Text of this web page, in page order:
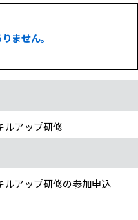
ません。
ルアップ研修
ルアップ研修の参加申込